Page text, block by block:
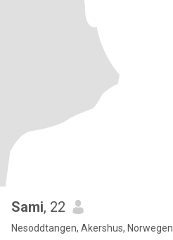
Sami, 22
Nesoddtangen, Akershus, Norwegen